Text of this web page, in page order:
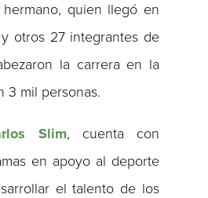
quien llegó en
otros 27 integrantes de
la carrera en la
3 mil personas.
Slim, cuenta con
en apoyo al deporte
el talento de los